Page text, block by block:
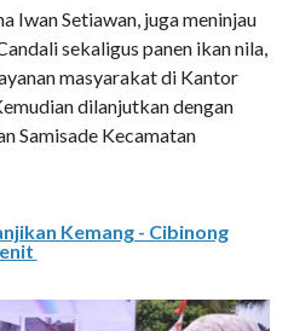
Iwan Setiawan, juga meninjau
sekaligus panen ikan nila,
masyarakat di Kantor
dilanjutkan dengan
Samisade Kecamatan
Kemang - Cibinong